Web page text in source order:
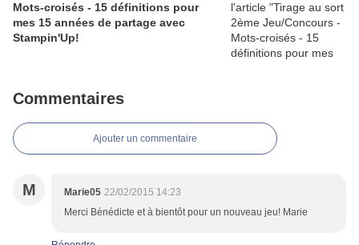
Mots-croisés - 15 définitions pour
mes 15 années de partage avec
Stampin'Up!
Commentaires
Ajouter un commentaire
M Marie05 22/02/2015 14:23
Merci Bénédicte et à bientôt pour un nouveau jeu! Marie